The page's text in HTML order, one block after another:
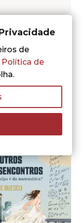
de
Política de